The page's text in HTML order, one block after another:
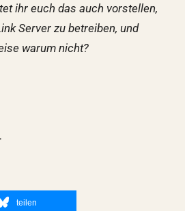
ihr euch das auch vorstellen,
Server zu betreiben, und
warum nicht?
teilen